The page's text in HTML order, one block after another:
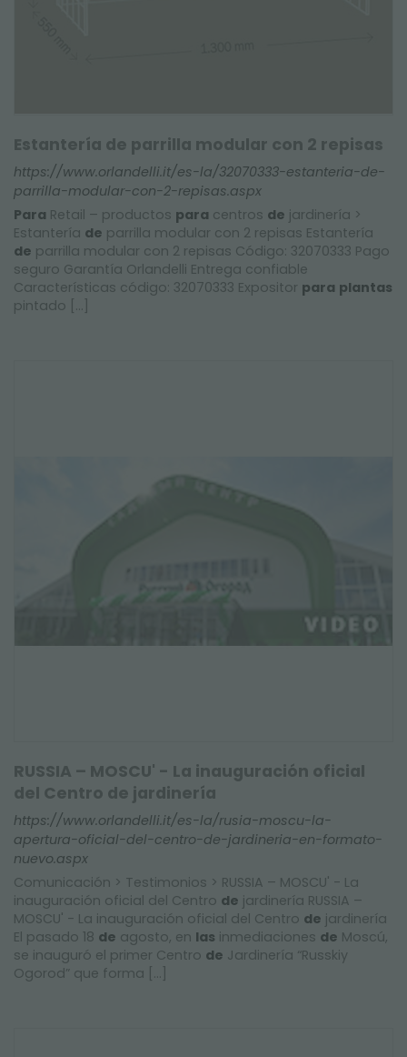
Estantería de parrilla modular con 2 repisas
https://www.orlandelli.it/es-la/32070333-estanteria-de-
parrilla-modular-con-2-repisas.aspx
Para Retail – productos para centros de jardinería >
Estantería de parrilla modular con 2 repisas Estantería
de parrilla modular con 2 repisas Código: 32070333 Pago
seguro Garantía Orlandelli Entrega confiable
Características código: 32070333 Expositor para plantas
pintado [...]
RUSSIA – MOSCU' - La inauguración oficial
del Centro de jardinería
https://www.orlandelli.it/es-la/rusia-moscu-la-
apertura-oficial-del-centro-de-jardineria-en-formato-
nuevo.aspx
Comunicación > Testimonios > RUSSIA – MOSCU' - La
inauguración oficial del Centro de jardinería RUSSIA –
MOSCU' - La inauguración oficial del Centro de jardinería
El pasado 18 de agosto, en las inmediaciones de Moscú,
se inauguró el primer Centro de Jardinería “Russkiy
Ogorod” que forma [...]